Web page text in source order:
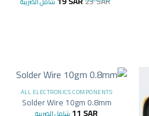
ALL ELECTRONICS COMPONENTS
Solder Wire 10gm 0.8mm